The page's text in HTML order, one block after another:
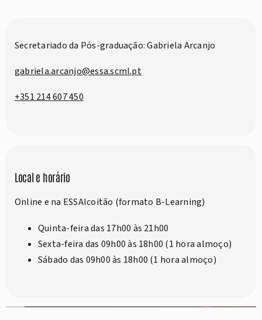
Secretariado da Pós-graduação: Gabriela Arcanjo
gabriela.arcanjo@essa.scml.pt
+351 214 607 450
Local e horário
Online e na ESSAlcoitão (formato B-Learning)
Quinta-feira das 17h00 às 21h00
Sexta-feira das 09h00 às 18h00 (1 hora almoço)
Sábado das 09h00 às 18h00 (1 hora almoço)